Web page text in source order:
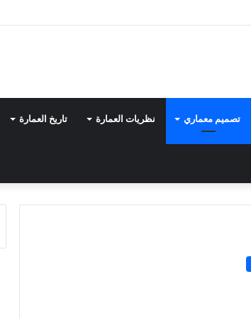
تصميم معماري نظريات العمارة تاريخ العمارة